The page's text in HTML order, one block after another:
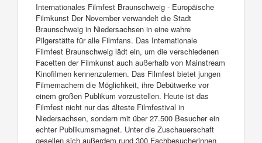
Internationales Filmfest Braunschweig - Europäische
Filmkunst Der November verwandelt die Stadt
Braunschweig in Niedersachsen in eine wahre
Pilgerstätte für alle Filmfans. Das Internationale
Filmfest Braunschweig lädt ein, um die verschiedenen
Facetten der Filmkunst auch außerhalb von Mainstream
Kinofilmen kennenzulernen. Das Filmfest bietet jungen
Filmemachern die Möglichkeit, ihre Debütwerke vor
einem großen Publikum vorzustellen. Heute ist das
Filmfest nicht nur das älteste Filmfestival in
Niedersachsen, sondern mit über 27.500 Besucher ein
echter Publikumsmagnet. Unter die Zuschauerschaft
gesellen sich außerdem rund 300 Fachbesucherinnen